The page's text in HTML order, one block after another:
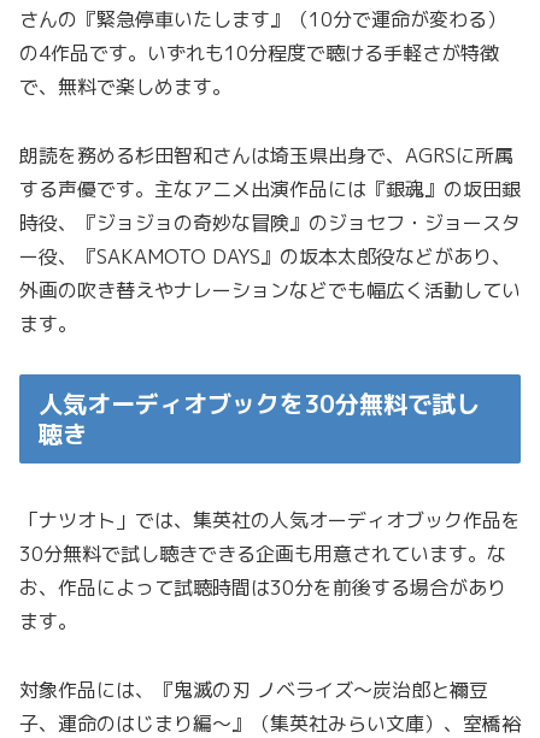
さんの『緊急停車いたします』（10分で運命が変わる）
の4作品です。いずれも10分程度で聴ける手軽さが特徴
で、無料で楽しめます。
朗読を務める杉田智和さんは埼玉県出身で、AGRSに所属
する声優です。主なアニメ出演作品には『銀魂』の坂田銀
時役、『ジョジョの奇妙な冒険』のジョセフ・ジョースタ
ー役、『SAKAMOTO DAYS』の坂本太郎役などがあり、
外画の吹き替えやナレーションなどでも幅広く活動してい
ます。
人気オーディオブックを30分無料で試し
聴き
「ナツオト」では、集英社の人気オーディオブック作品を
30分無料で試し聴きできる企画も用意されています。な
お、作品によって試聴時間は30分を前後する場合があり
ます。
対象作品には、『鬼滅の刃 ノベライズ〜炭治郎と禰豆
子、運命のはじまり編〜』（集英社みらい文庫）、室橋裕